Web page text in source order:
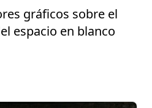
gráficos sobre el
espacio en blanco